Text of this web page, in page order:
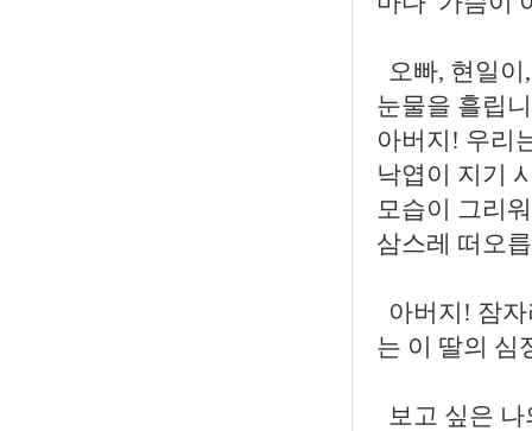
오빠, 현일
눈물을 흘립
아버지! 우리
낙엽이 지기
모습이 그리
삼스레 떠오
아버지! 잠
는 이 딸의 심
보고 싶은